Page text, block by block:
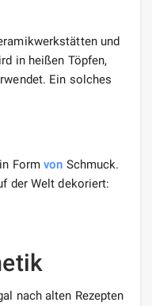
und
in heißen Töpfen,
Ein solches
Formvon Schmuck.
der Welt dekoriert:
nach alten Rezepten